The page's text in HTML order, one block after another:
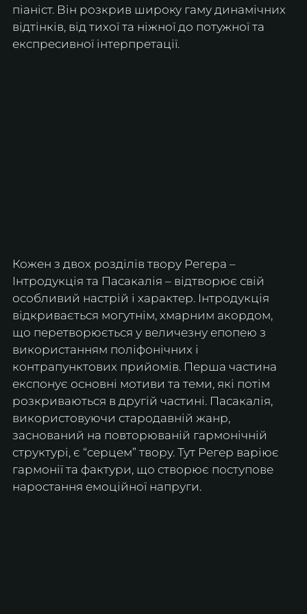
піаніст. Він розкрив широку гаму динамічних
відтінків, від тихої та ніжної до потужної та
експресивної інтерпретації.
Кожен з двох розділів твору Регера –
Інтродукція та Пасакалія – відтворює свій
особливий настрій і характер. Інтродукція
відкривається могутнім, хмарним акордом,
що перетворюється у величезну епопею з
використанням поліфонічних і
контрапунктових прийомів. Перша частина
експонує основні мотиви та теми, які потім
розкриваються в другій частині. Пасакалія,
використовуючи стародавній жанр,
заснований на повторюваній гармонічній
структурі, є “серцем” твору. Тут Регер варіює
гармонії та фактури, що створює поступове
наростання емоційної напруги.